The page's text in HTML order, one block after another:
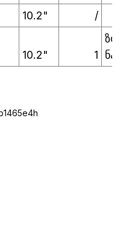
10.2" /
10.2" 1